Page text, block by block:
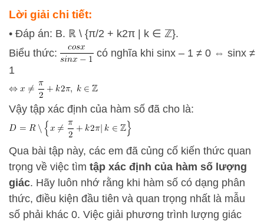
Lời giải chi tiết:
• Đáp án: B. ℝ \ {π/2 + k2π | k ∈ ℤ}.
Biểu thức:
có nghĩa khi sinx – 1 ≠ 0 ⇔ sinx ≠
1
Vậy tập xác định của hàm số đã cho là:
Qua bài tập này, các em đã củng cố kiến thức quan
trọng về việc tìm tập xác định của hàm số lượng
giác. Hãy luôn nhớ rằng khi hàm số có dạng phân
thức, điều kiện đầu tiên và quan trọng nhất là mẫu
số phải khác 0. Việc giải phương trình lượng giác